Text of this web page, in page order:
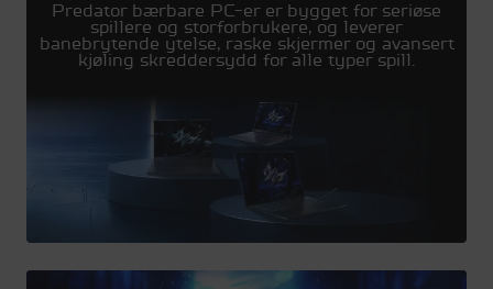
Predator bærbare PC-er er bygget for seriøse
spillere og storforbrukere, og leverer
banebrytende ytelse, raske skjermer og avansert
kjøling skreddersydd for alle typer spill.